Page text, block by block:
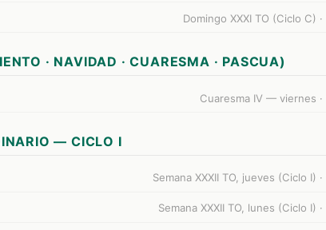
Domingo XXXI TO (Ciclo C) ·
· NAVIDAD · CUARESMA · PASCUA)
Cuaresma IV — viernes ·
— CICLO I
Semana XXXII TO, jueves (Ciclo I) ·
Semana XXXII TO, lunes (Ciclo I) ·